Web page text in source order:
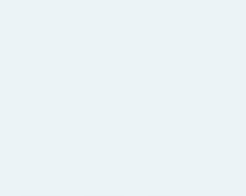
之光」為題發表2026新
國安行動方案」記者
海和平 以決心掌握國家
總統發表國慶演說
盼面對未來挑戰 堅持